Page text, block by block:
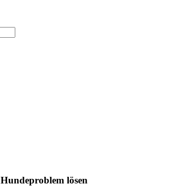
Hundeproblem lösen